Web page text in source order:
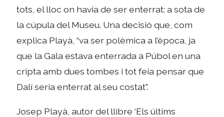
tots, el lloc on havia de ser enterrat: a sota de
la cúpula del Museu. Una decisió que, com
explica Playà, “va ser polèmica a l’època, ja
que la Gala estava enterrada a Púbol en una
cripta amb dues tombes i tot feia pensar que
Dalí seria enterrat al seu costat”.
Josep Playà, autor del llibre ‘Els últims